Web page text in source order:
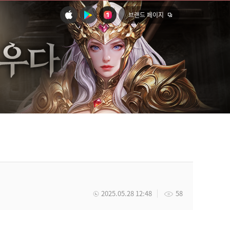
브랜드 페이지
58
2025.05.28 12:48